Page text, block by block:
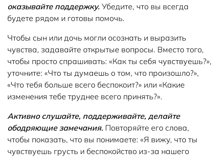
оказывайте поддержку. Убедите, что вы всегда
будете рядом и готовы помочь.
Чтобы сын или дочь могли осознать и выразить
чувства, задавайте открытые вопросы. Вместо того,
чтобы просто спрашивать: «Как ты себя чувствуешь?»,
уточните: «Что ты думаешь о том, что произошло?»,
«Что тебя больше всего беспокоит?» или «Какие
изменения тебе труднее всего принять?».
Активно слушайте, поддерживайте, делайте
ободряющие замечания. Повторяйте его слова,
чтобы показать, что вы понимаете: «Я вижу, что ты
чувствуешь грусть и беспокойство из-за нашего